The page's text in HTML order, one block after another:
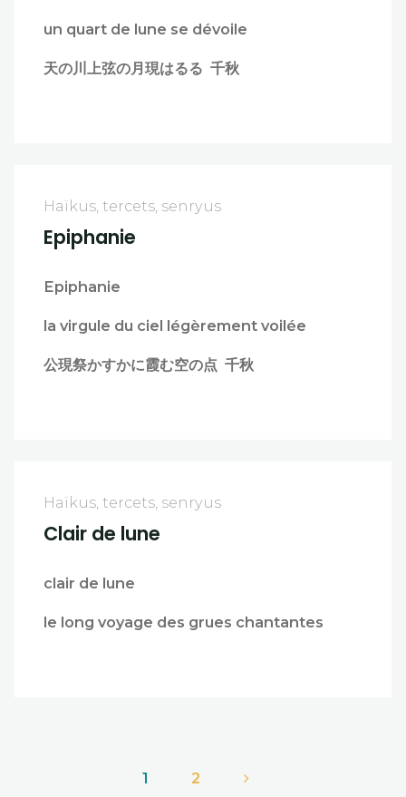
un quart de lune se dévoile
天の川上弦の月現はるる 千秋
Haïkus, tercets, senryus
Epiphanie
Epiphanie
la virgule du ciel légèrement voilée
公現祭かすかに霞む空の点 千秋
Haïkus, tercets, senryus
Clair de lune
clair de lune
le long voyage des grues chantantes
1 2